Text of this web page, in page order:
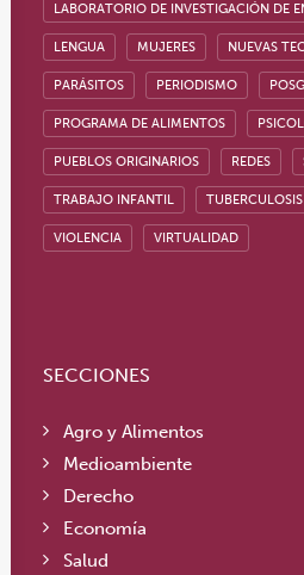
LABORATORIO DE INVESTIGACIÓN DE
LENGUA MUJERES NUEVAS
PARÁSITOS PERIODISMO
PROGRAMA DE ALIMENTOS
PUEBLOS ORIGINARIOS REDES
TRABAJO INFANTIL TUBERCULOSIS
VIOLENCIA VIRTUALIDAD
SECCIONES
Agro y Alimentos
Medioambiente
Derecho
Economía
Salud